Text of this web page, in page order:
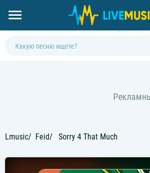
Lmusic Feid Sorry 4 That Much